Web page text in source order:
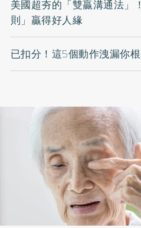
美國超夯的「雙贏溝通法」
則」贏得好人緣
已扣分！這5個動作洩漏你